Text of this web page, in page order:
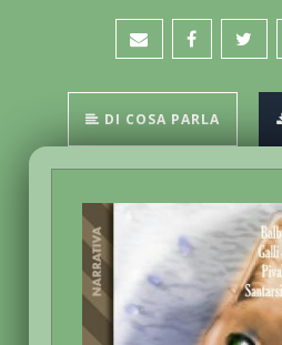
DI COSA PARLA